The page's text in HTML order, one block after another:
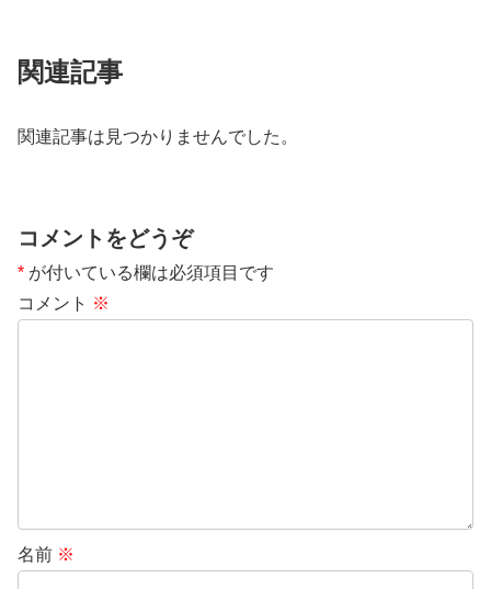
関連記事
関連記事は見つかりませんでした。
コメントをどうぞ
* が付いている欄は必須項目です
コメント ※
名前 ※